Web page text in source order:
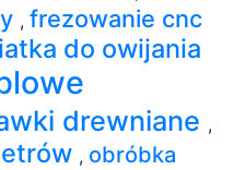
, frezowanie cnc
do owijania
drewniane ,
, obróbka